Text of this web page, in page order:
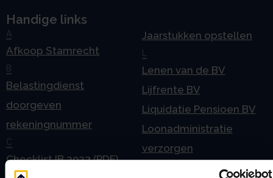
Handige links
A
Afkoop Stamrecht
B
Belastingdienst
doorgeven
rekeningnummer
C
Checklist IB 2023 (PDF)
Jaarstukken opstellen
Lenen van de BV
Lijfrente BV
Liquidatie Pensioen BV
Loonadministratie
verzorgen